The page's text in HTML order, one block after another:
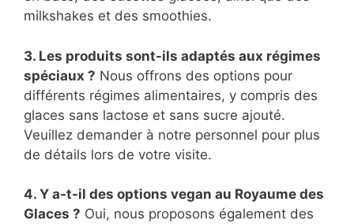
milkshakes et des smoothies.
3. Les produits sont-ils adaptés aux régimes
spéciaux ? Nous offrons des options pour
différents régimes alimentaires, y compris des
glaces sans lactose et sans sucre ajouté.
Veuillez demander à notre personnel pour plus
de détails lors de votre visite.
4. Y a-t-il des options vegan au Royaume des
Glaces ? Oui, nous proposons également des